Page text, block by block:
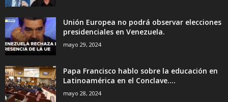
Unión Europea no podrá observar elecciones
presidenciales en Venezuela.
mayo 29, 2024
Papa Francisco hablo sobre la educación en
Latinoamérica en el Conclave....
mayo 28, 2024